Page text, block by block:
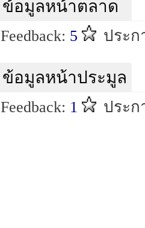
ข้อมูลหน้าตลาด
Feedback: 5 ประก
ข้อมูลหน้าประมูล
Feedback: 1 ประก